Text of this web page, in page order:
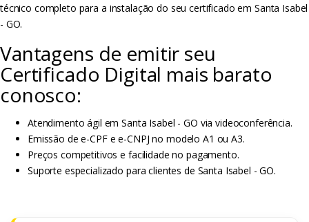
técnico completo para a instalação do seu certificado em Santa Isabel
- GO.
Vantagens de emitir seu
Certificado Digital mais barato
conosco:
Atendimento ágil em Santa Isabel - GO via videoconferência.
Emissão de e-CPF e e-CNPJ no modelo A1 ou A3.
Preços competitivos e facilidade no pagamento.
Suporte especializado para clientes de Santa Isabel - GO.